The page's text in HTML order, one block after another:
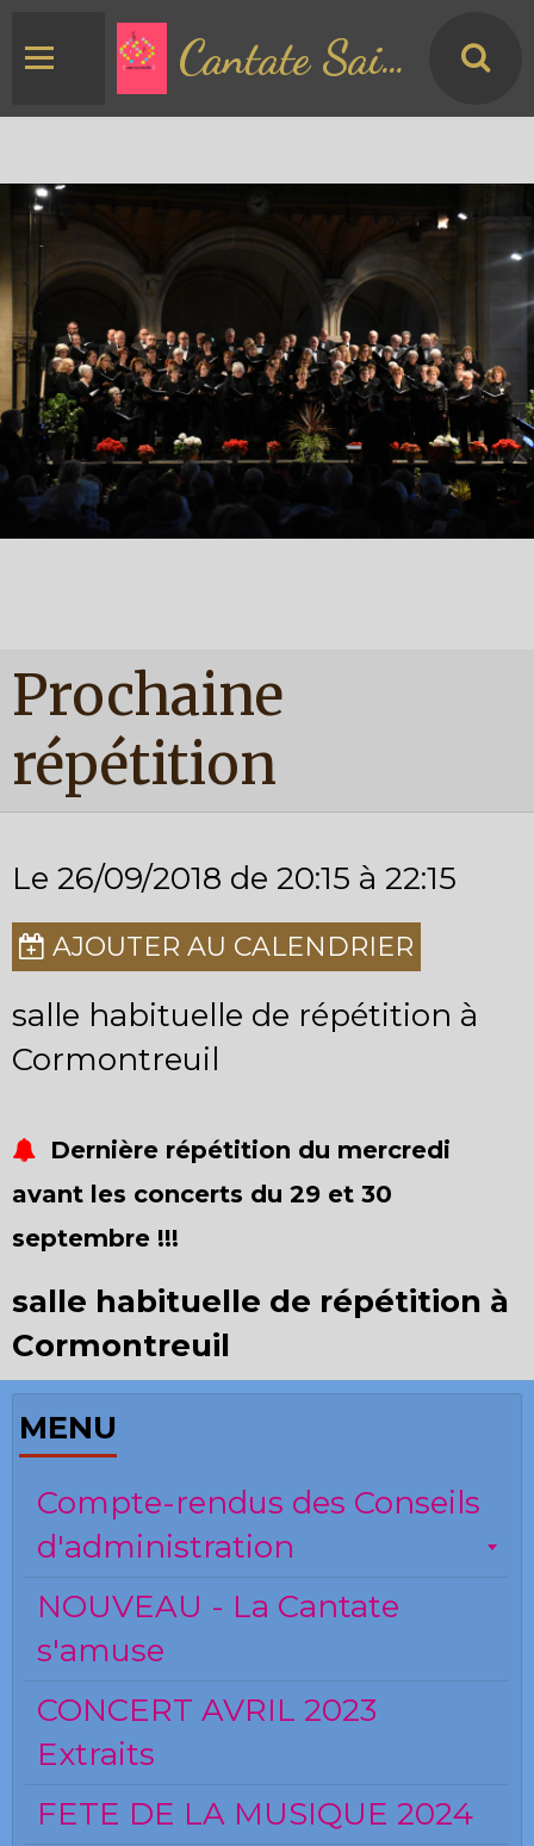
Cantate Saint Matthieu
Prochaine
répétition
Le 26/09/2018 de 20:15 à 22:15
AJOUTER AU CALENDRIER
salle habituelle de répétition à
Cormontreuil
Dernière répétition du mercredi
avant les concerts du 29 et 30
septembre !!!
salle habituelle de répétition à
Cormontreuil
MENU
Compte-rendus des Conseils
d'administration
NOUVEAU - La Cantate
s'amuse
CONCERT AVRIL 2023
Extraits
FETE DE LA MUSIQUE 2024